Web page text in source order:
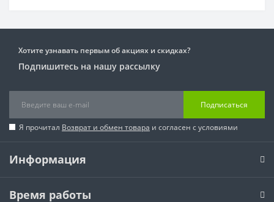
Хотите узнавать первым об акциях и скидках?
Подпишитесь на нашу рассылку
Подписаться
Я прочитал Возврат и обмен товара и согласен с условиями
Информация
Время работы